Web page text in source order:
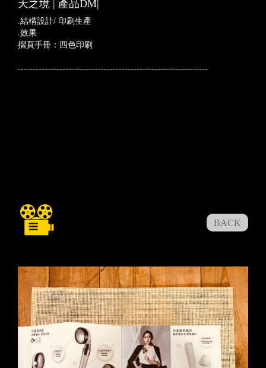
天之境 | 產品DM|
.結構設計/ 印刷生產
.效果
摺頁手冊：四色印刷
----------------------------------------------------------------
BACK